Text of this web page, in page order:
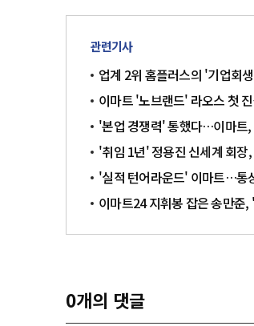
관련기사
업계 2위 홈플러스의 '기업회
이마트 '노브랜드' 라오스 첫
'본업 경쟁력' 통했다…이마트,
'취임 1년' 정용진 신세계 회
'실적 턴어라운드' 이마트…통
이마트24 지휘봉 잡은 송만준
0개의 댓글